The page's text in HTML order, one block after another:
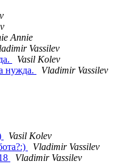
Annie
Vassilev
Vasil Kolev
нужда.
Vladimir Vassilev
Vasil Kolev
Vladimir Vassilev
Vladimir Vassilev